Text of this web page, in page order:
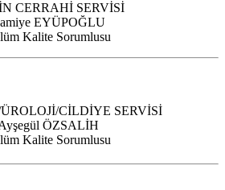
CERRAHİ SERVİSİ
EYÜPOĞLU
Kalite Sorumlusu
CİLDİYE SERVİSİ
ÖZSALİH
Kalite Sorumlusu